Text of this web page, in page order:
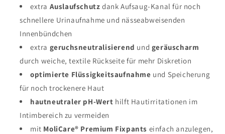
extra Auslaufschutz dank Aufsaug-Kanal für noch
schnellere Urinaufnahme und nässeabweisenden
Innenbündchen
extra geruchsneutralisierend und geräuscharm
durch weiche, textile Rückseite für mehr Diskretion
optimierte Flüssigkeitsaufnahme und Speicherung
für noch trockenere Haut
hautneutraler pH-Wert hilft Hautirritationen im
Intimbereich zu vermeiden
mit MoliCare® Premium Fixpants einfach anzulegen,